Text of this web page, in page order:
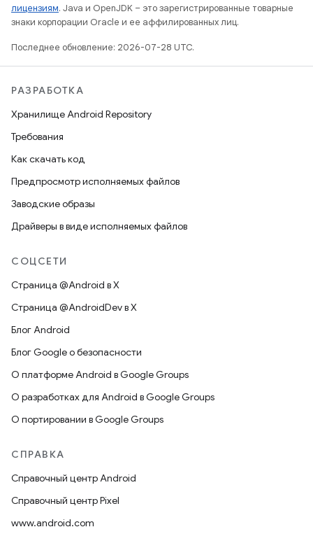
лицензиям. Java и OpenJDK – это зарегистрированные товарные
знаки корпорации Oracle и ее аффилированных лиц.
Последнее обновление: 2026-07-28 UTC.
РАЗРАБОТКА
Хранилище Android Repository
Требования
Как скачать код
Предпросмотр исполняемых файлов
Заводские образы
Драйверы в виде исполняемых файлов
СОЦСЕТИ
Страница @Android в X
Страница @AndroidDev в X
Блог Android
Блог Google о безопасности
О платформе Android в Google Groups
О разработках для Android в Google Groups
О портировании в Google Groups
СПРАВКА
Справочный центр Android
Справочный центр Pixel
www.android.com